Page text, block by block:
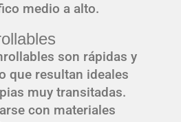
medio a alto.
son rápidas y
que resultan ideales
muy transitadas.
con materiales